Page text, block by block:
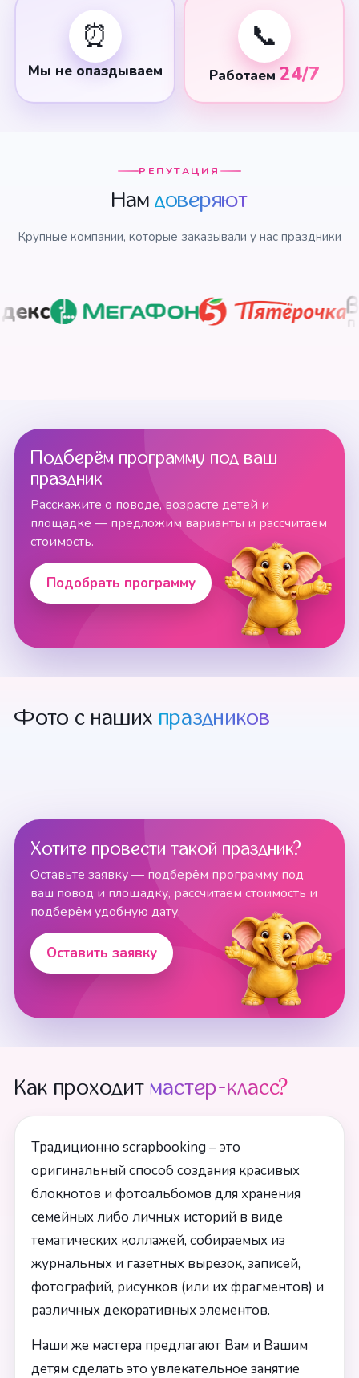
⏰
Мы не опаздываем
📞
Работаем 24/7
РЕПУТАЦИЯ
Намдоверяют
Крупные компании, которые заказывали у нас праздники
Подберём программу под ваш
праздник
Расскажите о поводе, возрасте детей и
площадке — предложим варианты и рассчитаем
стоимость.
Подобрать программу
Фото с наших праздников
Хотите провести такой праздник?
Оставьте заявку — подберём программу под
ваш повод и площадку, рассчитаем стоимость и
подберём удобную дату.
Оставить заявку
Как проходит мастер-класс?
Традиционно scrapbooking – это
оригинальный способ создания красивых
блокнотов и фотоальбомов для хранения
семейных либо личных историй в виде
тематических коллажей, собираемых из
журнальных и газетных вырезок, записей,
фотографий, рисунков (или их фрагментов) и
различных декоративных элементов.
Наши же мастера предлагают Вам и Вашим
детям сделать это увлекательное занятие